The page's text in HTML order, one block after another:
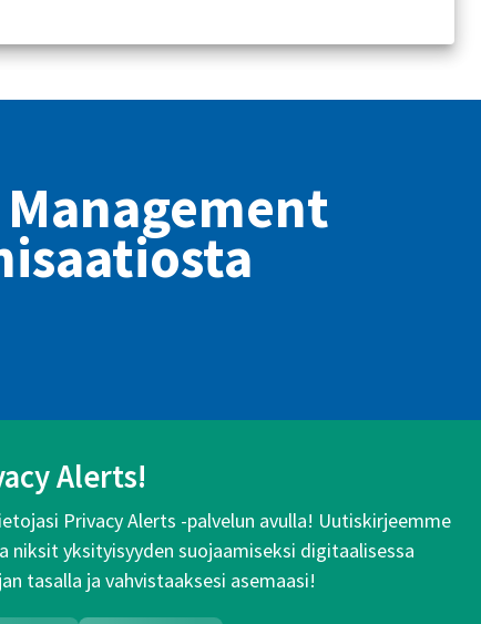
Alerts!
Privacy Alerts -palvelun avulla! Uutiskirjeemme
yksityisyyden suojaamiseksi digitaalisessa
tasalla ja vahvistaaksesi asemaasi!